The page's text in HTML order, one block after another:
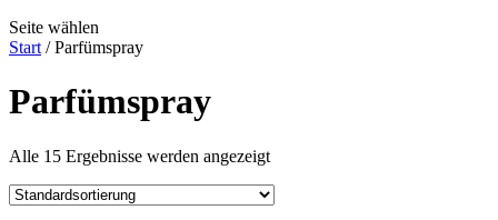
Seite wählen
Start / Parfümspray
Parfümspray
Alle 15 Ergebnisse werden angezeigt